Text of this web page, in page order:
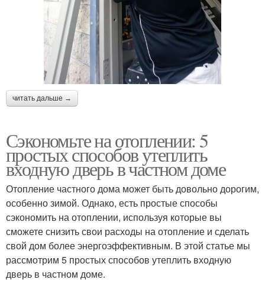
читать дальше →
Сэкономьте на отоплении: 5
простых способов утеплить
входную дверь в частном доме
Отопление частного дома может быть довольно дорогим,
особенно зимой. Однако, есть простые способы
сэкономить на отоплении, используя которые вы
сможете снизить свои расходы на отопление и сделать
свой дом более энергоэффективным. В этой статье мы
рассмотрим 5 простых способов утеплить входную
дверь в частном доме.